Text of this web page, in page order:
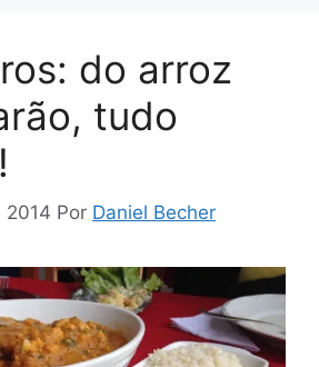
do arroz
tudo
2014 Por Daniel Becher